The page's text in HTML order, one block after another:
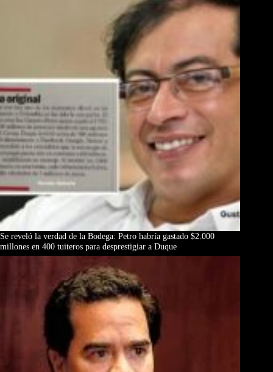
Se reveló la verdad de la Bodega: Petro habría gastado $2.000
millones en 400 tuiteros para desprestigiar a Duque